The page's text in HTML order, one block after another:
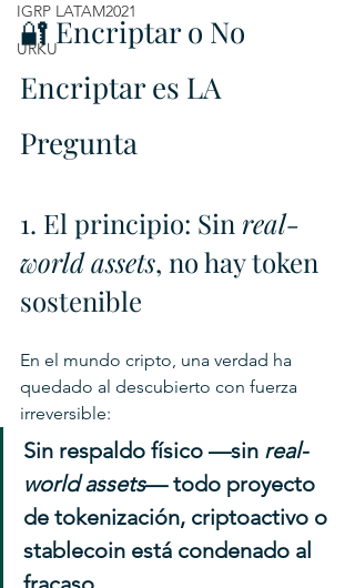
IGRP LATAM2021
URKU
🔐 Encriptar o No
Encriptar es LA
Pregunta
1. El principio: Sin real-
world assets, no hay token
sostenible
En el mundo cripto, una verdad ha
quedado al descubierto con fuerza
irreversible:
Sin respaldo físico —sin real-
world assets— todo proyecto
de tokenización, criptoactivo o
stablecoin está condenado al